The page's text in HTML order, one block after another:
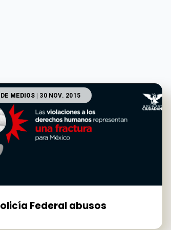
MEDIOS| 30 NOV. 2015
Federal abusos